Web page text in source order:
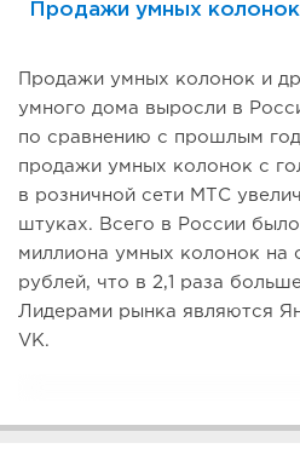
Продажи умных
Продажи умных колонок и
умного дома выросли в
по сравнению с прошлым
продажи умных колонок с
в розничной сети МТС
штуках. Всего в России
миллиона умных колонок на
рублей, что в 2,1 раза
Лидерами рынка являются
VK.